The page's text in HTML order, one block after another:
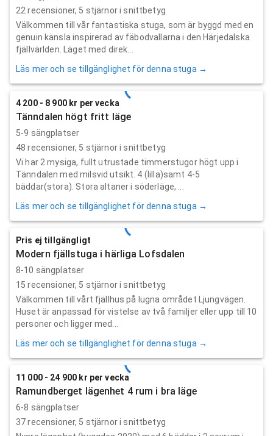
22 recensioner, 5 stjärnor i snittbetyg
Välkommen till vår fantastiska stuga, som är byggd med en
genuin känsla inspirerad av fäbodvallarna i den Härjedalska
fjällvärlden. Läget med direk...
Läs mer och se tillgänglighet för denna stuga →
4 200 - 8 900 kr per vecka
Tänndalen högt fritt läge
5-9 sängplatser
48 recensioner, 5 stjärnor i snittbetyg
Vi har 2 mysiga, fullt utrustade timmerstugor högt upp i
Tänndalen med milsvid utsikt. 4 (lilla)samt 4-5
bäddar(stora). Stora altaner i söderläge, ...
Läs mer och se tillgänglighet för denna stuga →
Pris ej tillgängligt
Modern fjällstuga i härliga Lofsdalen
8-10 sängplatser
15 recensioner, 5 stjärnor i snittbetyg
Välkommen till vårt fjällhus på lugna området Ljungvägen.
Huset är anpassad för vistelse av två familjer eller upp till 10
personer och ligger med...
Läs mer och se tillgänglighet för denna stuga →
11 000 - 24 900 kr per vecka
Ramundberget lägenhet 4 rum i bra läge
6-8 sängplatser
37recensioner, 5 stjärnor i snittbetyg